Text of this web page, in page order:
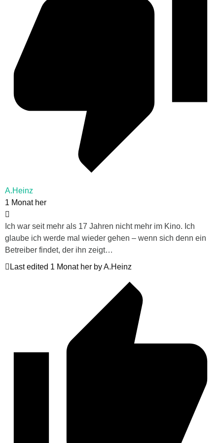
A.Heinz
1 Monat her
Ich war seit mehr als 17 Jahren nicht mehr im Kino. Ich
glaube ich werde mal wieder gehen – wenn sich denn ein
Betreiber findet, der ihn zeigt…
Last edited 1 Monat her by A.Heinz